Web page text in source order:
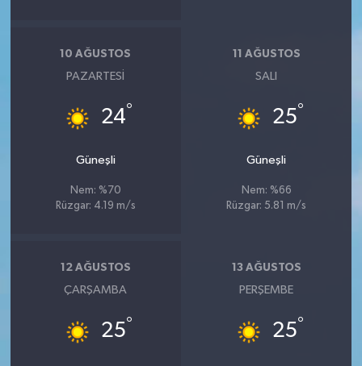
10 AĞUSTOS
PAZARTESI
24°
Güneşli
Nem: %70
Rüzgar: 4.19 m/s
11 AĞUSTOS
SALI
25°
Güneşli
Nem: %66
Rüzgar: 5.81 m/s
12 AĞUSTOS
ÇARŞAMBA
25°
13 AĞUSTOS
PERŞEMBE
25°